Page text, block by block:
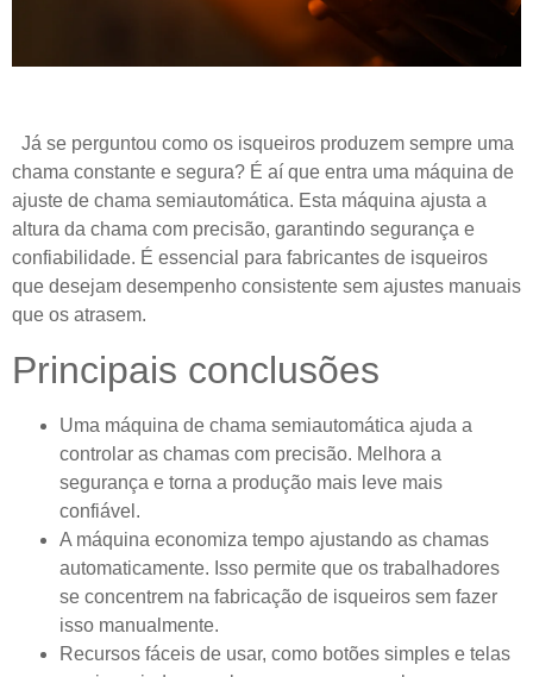
Já se perguntou como os isqueiros produzem sempre uma
chama constante e segura? É aí que entra uma máquina de
ajuste de chama semiautomática. Esta máquina ajusta a
altura da chama com precisão, garantindo segurança e
confiabilidade. É essencial para fabricantes de isqueiros
que desejam desempenho consistente sem ajustes manuais
que os atrasem.
Principais conclusões
Uma máquina de chama semiautomática ajuda a
controlar as chamas com precisão. Melhora a
segurança e torna a produção mais leve mais
confiável.
A máquina economiza tempo ajustando as chamas
automaticamente. Isso permite que os trabalhadores
se concentrem na fabricação de isqueiros sem fazer
isso manualmente.
Recursos fáceis de usar, como botões simples e telas